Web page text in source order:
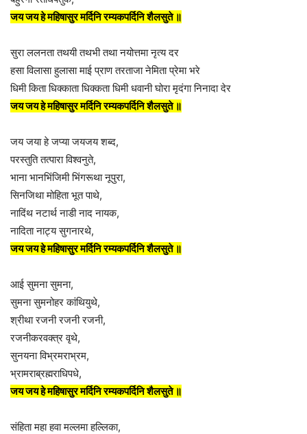
जय जय हे महिषासुर मर्दिनि रम्यकपर्दिनि शैलसुते ॥
सुरा ललनता तथयी तथभी तथा नयोत्तमा नृत्य दर
हसा विलासा हुलासा माई प्राण तरताजा नेमिता प्रेमा भरे
धिमी किता धिक्काता धिक्कता धिमी धवानी घोरा मृदंगा निनादा देर
जय जय हे महिषासुर मर्दिनि रम्यकपर्दिनि शैलसुते ॥
जय जया हे जप्या जयजय शब्द,
परस्तुति तत्पारा विश्वनुते,
भाना भानभिंजिमी भिंगरूथा नूपुरा,
सिनजिथा मोहिता भूत पाथे,
नादिंथ नटार्थ नाडी नाद नायक,
नादिता नाट्य सुगनारथे,
जय जय हे महिषासुर मर्दिनि रम्यकपर्दिनि शैलसुते ॥
आई सुमना सुमना,
सुमना सुमनोहर कांथियुथे,
श्रीथा रजनी रजनी रजनी,
रजनीकरवक्त्र वृथे,
सुनयना विभ्रमराभ्रम,
भ्रामराब्रह्मराधिपधे,
जय जय हे महिषासुर मर्दिनि रम्यकपर्दिनि शैलसुते ॥
संहिता महा हवा मल्लमा हल्लिका,